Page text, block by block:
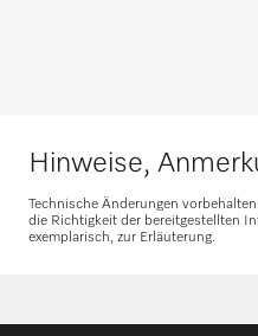
Hinweise,
Technische Änderungen
die Richtigkeit der bereitgestellten
exemplarisch, zur Erläuterung.